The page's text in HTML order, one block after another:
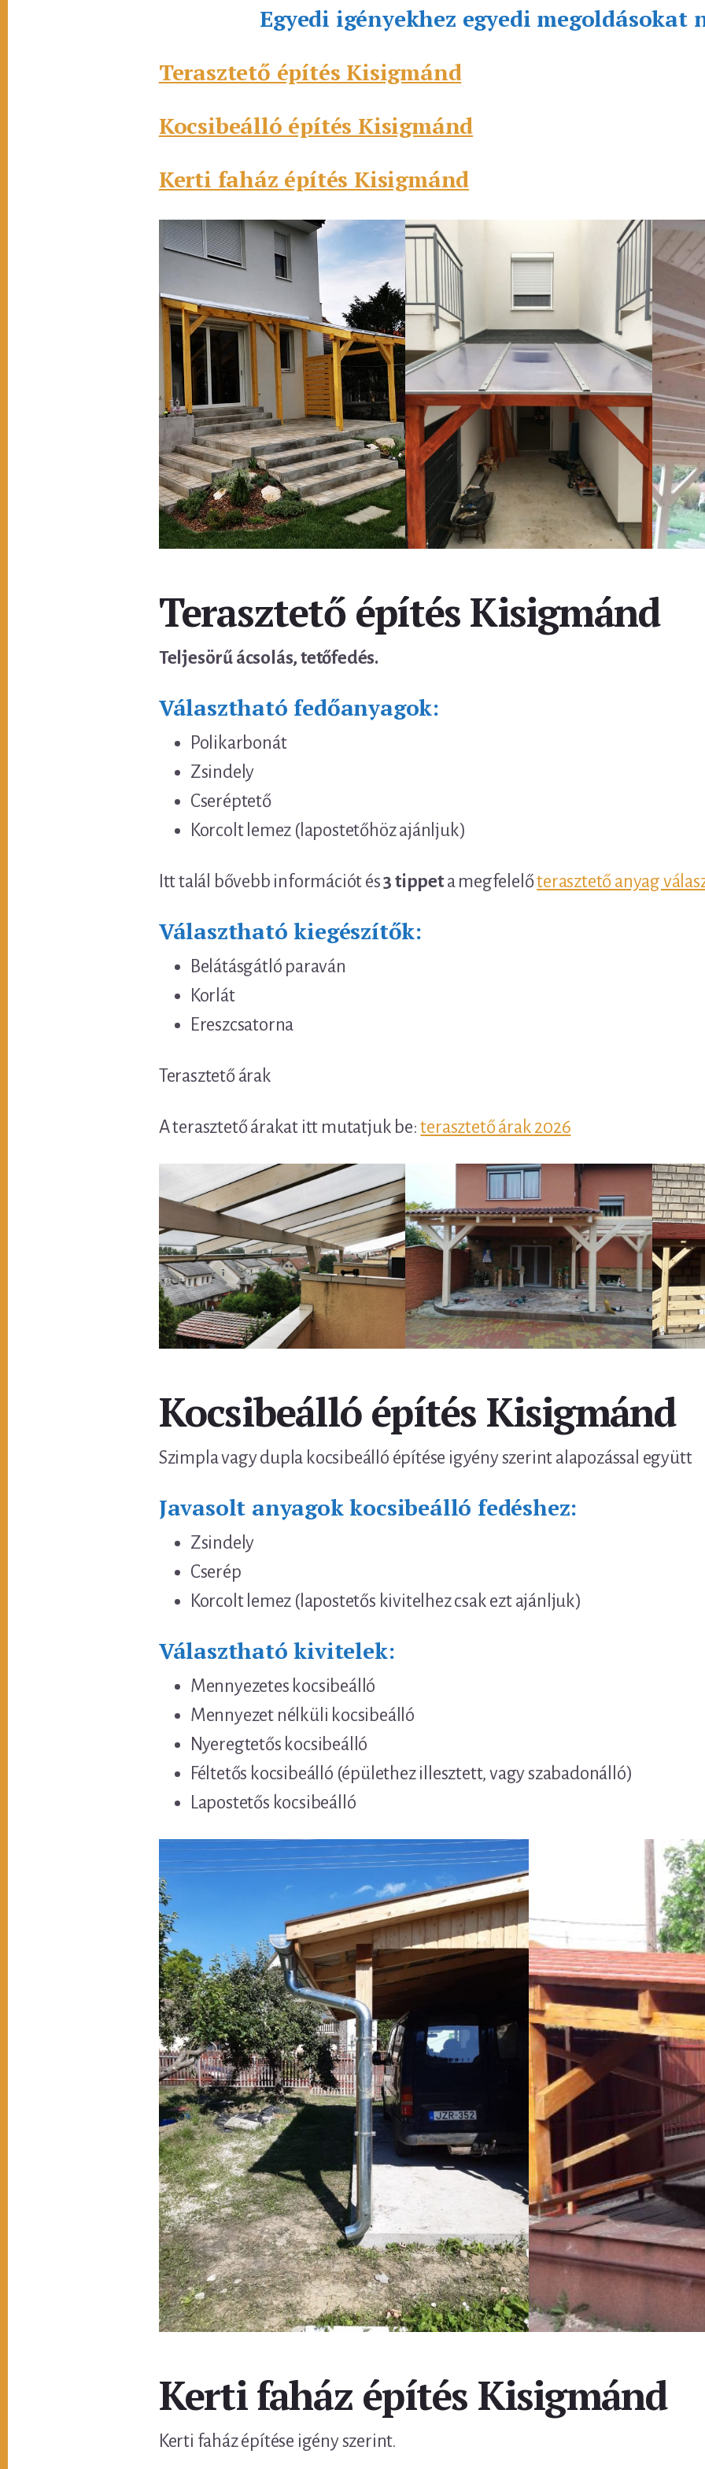
Egyedi igényekhez egyedi megoldásokat
Terasztető építés Kisigmánd
Kocsibeálló építés Kisigmánd
Kerti faház építés Kisigmánd
Terasztető építés Kisigmánd
Teljesörű ácsolás, tetőfedés.
Választható fedőanyagok:
Polikarbonát
Zsindely
Cseréptető
Korcolt lemez (lapostetőhöz ajánljuk)
Itt talál bővebb információt és3 tippeta megfelelőterasztető anyag
Választható kiegészítők:
Belátásgátló paraván
Korlát
Ereszcsatorna
Terasztető árak
A terasztető árakat itt mutatjuk be:terasztető árak 2026
Kocsibeálló építés Kisigmánd
Szimpla vagy dupla kocsibeálló építése igyény szerint alapozással együtt
Javasolt anyagok kocsibeálló fedéshez:
Zsindely
Cserép
Korcolt lemez (lapostetős kivitelhez csak ezt ajánljuk)
Választható kivitelek:
Mennyezetes kocsibeálló
Mennyezet nélküli kocsibeálló
Nyeregtetős kocsibeálló
Féltetős kocsibeálló (épülethez illesztett, vagy szabadonálló)
Lapostetős kocsibeálló
Kerti faház építés Kisigmánd
Kerti faház építése igény szerint.